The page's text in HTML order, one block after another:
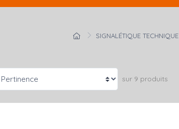
SIGNALÉTIQUE TECHNIQUE
sur 9 produits